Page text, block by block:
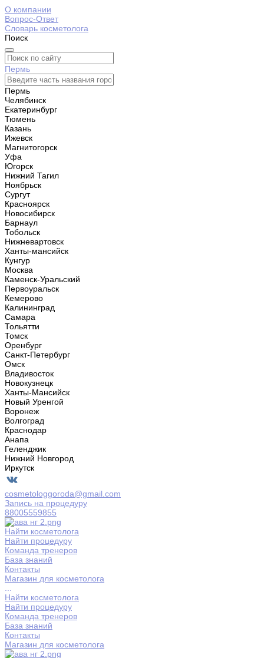
О компании
Вопрос-Ответ
Словарь косметолога
Поиск
Пермь
Пермь
Челябинск
Екатеринбург
Тюмень
Казань
Ижевск
Магнитогорск
Уфа
Югорск
Нижний Тагил
Ноябрьск
Сургут
Красноярск
Новосибирск
Барнаул
Тобольск
Нижневартовск
Ханты-мансийск
Кунгур
Москва
Каменск-Уральский
Первоуральск
Кемерово
Калининград
Самара
Тольятти
Томск
Оренбург
Санкт-Петербург
Омск
Владивосток
Новокузнецк
Ханты-Мансийск
Новый Уренгой
Воронеж
Волгоград
Краснодар
Анапа
Геленджик
Нижний Новгород
Иркутск
cosmetologgoroda@gmail.com
Запись на процедуру
88005559855
Найти косметолога
Найти процедуру
Команда тренеров
База знаний
Контакты
Магазин для косметолога
Найти косметолога
Найти процедуру
Команда тренеров
База знаний
Контакты
Магазин для косметолога